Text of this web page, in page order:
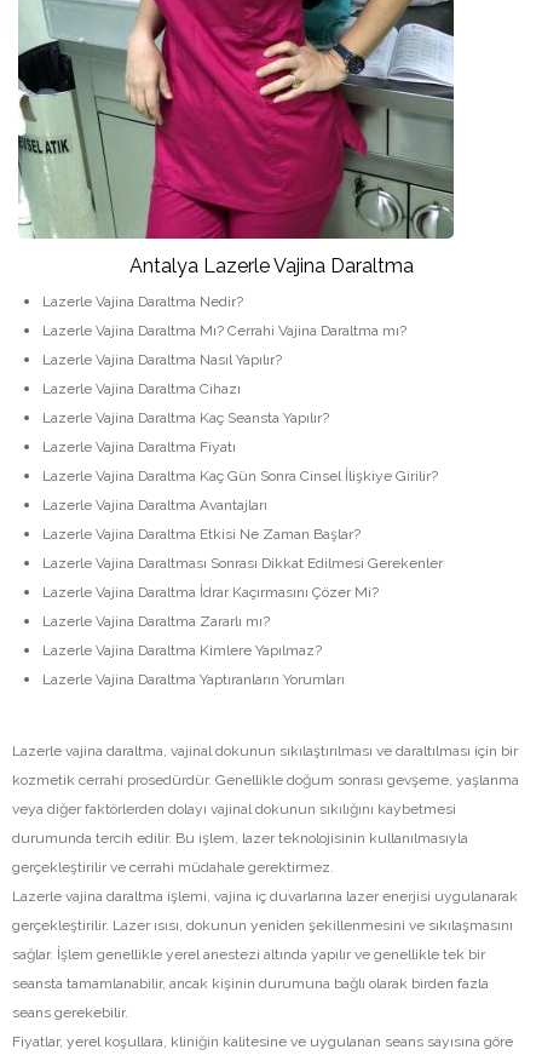
Antalya Lazerle Vajina Daraltma
Lazerle Vajina Daraltma Nedir?
Lazerle Vajina Daraltma Mı? Cerrahi Vajina Daraltma mı?
Lazerle Vajina Daraltma Nasıl Yapılır?
Lazerle Vajina Daraltma Cihazı
Lazerle Vajina Daraltma Kaç Seansta Yapılır?
Lazerle Vajina Daraltma Fiyatı
Lazerle Vajina Daraltma Kaç Gün Sonra Cinsel İlişkiye Girilir?
Lazerle Vajina Daraltma Avantajları
Lazerle Vajina Daraltma Etkisi Ne Zaman Başlar?
Lazerle Vajina Daraltması Sonrası Dikkat Edilmesi Gerekenler
Lazerle Vajina Daraltma İdrar Kaçırmasını Çözer Mi?
Lazerle Vajina Daraltma Zararlı mı?
Lazerle Vajina Daraltma Kimlere Yapılmaz?
Lazerle Vajina Daraltma Yaptıranların Yorumları
Lazerle vajina daraltma, vajinal dokunun sıkılaştırılması ve daraltılması için bir
kozmetik cerrahi prosedürdür. Genellikle doğum sonrası gevşeme, yaşlanma
veya diğer faktörlerden dolayı vajinal dokunun sıkılığını kaybetmesi
durumunda tercih edilir. Bu işlem, lazer teknolojisinin kullanılmasıyla
gerçekleştirilir ve cerrahi müdahale gerektirmez.
Lazerle vajina daraltma işlemi, vajina iç duvarlarına lazer enerjisi uygulanarak
gerçekleştirilir. Lazer ısısı, dokunun yeniden şekillenmesini ve sıkılaşmasını
sağlar. İşlem genellikle yerel anestezi altında yapılır ve genellikle tek bir
seansta tamamlanabilir, ancak kişinin durumuna bağlı olarak birden fazla
seans gerekebilir.
Fiyatlar, yerel koşullara, kliniğin kalitesine ve uygulanan seans sayısına göre